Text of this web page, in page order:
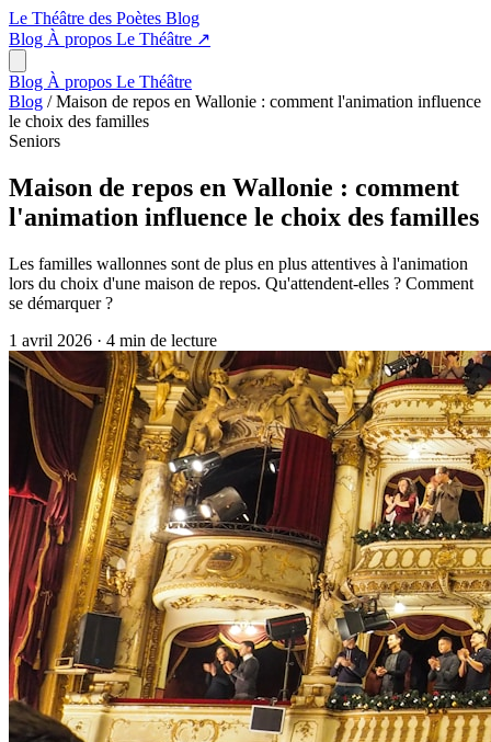
Le Théâtre des Poètes Blog
Blog À propos Le Théâtre ↗
Blog À propos Le Théâtre
Blog / Maison de repos en Wallonie : comment l'animation influence
le choix des familles
Seniors
Maison de repos en Wallonie : comment
l'animation influence le choix des familles
Les familles wallonnes sont de plus en plus attentives à l'animation
lors du choix d'une maison de repos. Qu'attendent-elles ? Comment
se démarquer ?
1 avril 2026 · 4 min de lecture